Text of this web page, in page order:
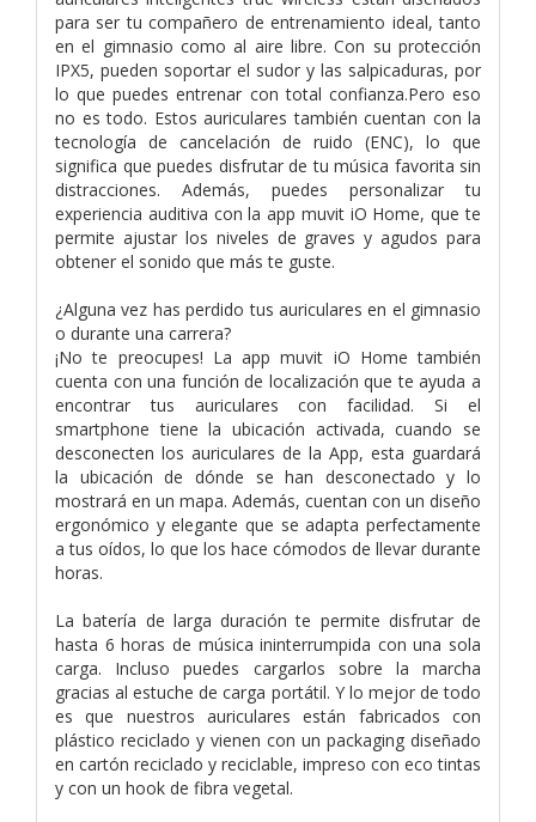
para ser tu compañero de entrenamiento ideal, tanto
en el gimnasio como al aire libre. Con su protección
IPX5, pueden soportar el sudor y las salpicaduras, por
lo que puedes entrenar con total confianza.Pero eso
no es todo. Estos auriculares también cuentan con la
tecnología de cancelación de ruido (ENC), lo que
significa que puedes disfrutar de tu música favorita sin
distracciones. Además, puedes personalizar tu
experiencia auditiva con la app muvit iO Home, que te
permite ajustar los niveles de graves y agudos para
obtener el sonido que más te guste.
¿Alguna vez has perdido tus auriculares en el gimnasio
o durante una carrera?
¡No te preocupes! La app muvit iO Home también
cuenta con una función de localización que te ayuda a
encontrar tus auriculares con facilidad. Si el
smartphone tiene la ubicación activada, cuando se
desconecten los auriculares de la App, esta guardará
la ubicación de dónde se han desconectado y lo
mostrará en un mapa. Además, cuentan con un diseño
ergonómico y elegante que se adapta perfectamente
a tus oídos, lo que los hace cómodos de llevar durante
horas.
La batería de larga duración te permite disfrutar de
hasta 6 horas de música ininterrumpida con una sola
carga. Incluso puedes cargarlos sobre la marcha
gracias al estuche de carga portátil. Y lo mejor de todo
es que nuestros auriculares están fabricados con
plástico reciclado y vienen con un packaging diseñado
en cartón reciclado y reciclable, impreso con eco tintas
y con un hook de fibra vegetal.